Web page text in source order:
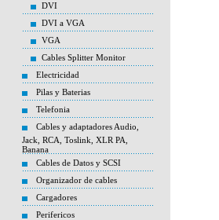
DVI
DVI a VGA
VGA
Cables Splitter Monitor
Electricidad
Pilas y Baterias
Telefonia
Cables y adaptadores Audio,
Jack, RCA, Toslink, XLR PA,
Banana
Cables de Datos y SCSI
Organizador de cables
Cargadores
Perifericos